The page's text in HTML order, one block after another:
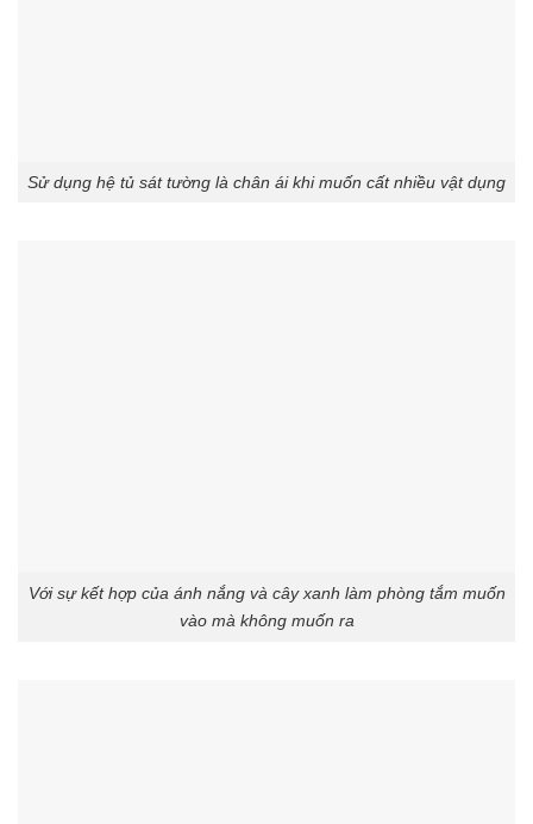
Sử dụng hệ tủ sát tường là chân ái khi muốn cất nhiều vật dụng
Với sự kết hợp của ánh nắng và cây xanh làm phòng tắm muốn
vào mà không muốn ra